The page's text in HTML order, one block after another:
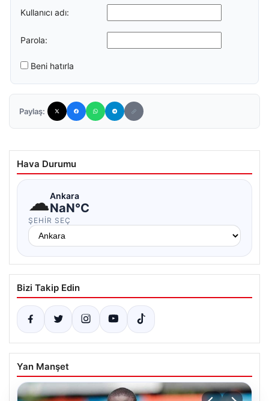
Kullanıcı adı:
Parola:
Beni hatırla
Paylaş:
Hava Durumu
☁Ankara
NaN°C
ŞEHIR SEÇ
Bizi Takip Edin
Yan Manşet